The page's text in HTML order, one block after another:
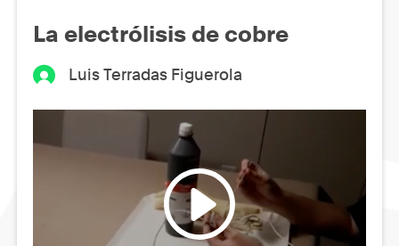
La electrólisis de cobre
Luis Terradas Figuerola